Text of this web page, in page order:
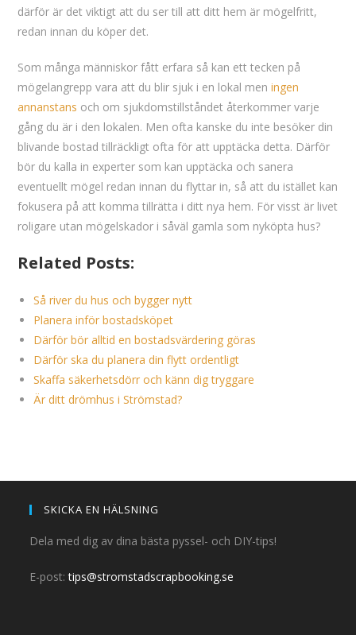
därför är det viktigt att du ser till att ditt hem är mögelfritt,
redan innan du köper det.
Som många människor fått erfara så kan ett tecken på
mögelangrepp vara att du blir sjuk i en lokal meningen
annanstans och om sjukdomstillståndet återkommer varje
gång du är i den lokalen. Men ofta kanske du inte besöker din
blivande bostad tillräckligt ofta för att upptäcka detta. Därför
bör du kalla in experter som kan upptäcka och sanera
eventuellt mögel redan innan du flyttar in, så att du istället kan
fokusera på att komma tillrätta i ditt nya hem. För visst är livet
roligare utan mögelskador i såväl gamla som nyköpta hus?
Related Posts:
Så river du hus och bygger nytt
Planera inför bostadsköpet
Därför bör alltid en bostadsvärdering göras
Därför ska du planera din flytt ordentligt
Skaffa säkerhetsdörr och känn dig tryggare
Är ditt drömhus i Strömstad?
SKICKA EN HÄLSNING
Dela med dig av dina bästa pyssel- och DIY-tips!
E-post:tips@stromstadscrapbooking.se